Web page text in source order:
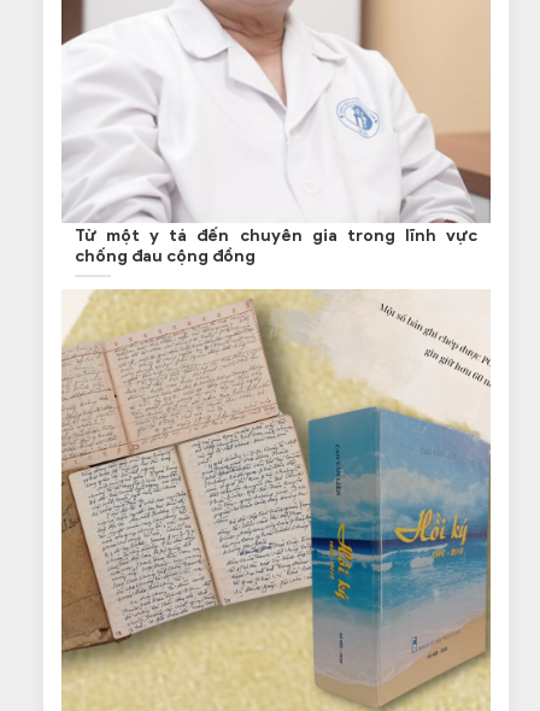
Từ một y tá đến chuyên gia trong lĩnh vực
chống đau cộng đồng